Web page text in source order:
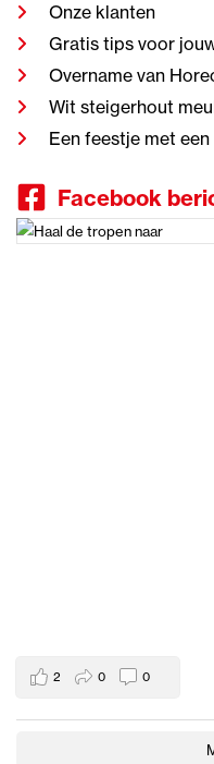
Onze klanten
Gratis tips voor
Overname van
Wit steigerhout
Een feestje met
Facebook
2 0 0